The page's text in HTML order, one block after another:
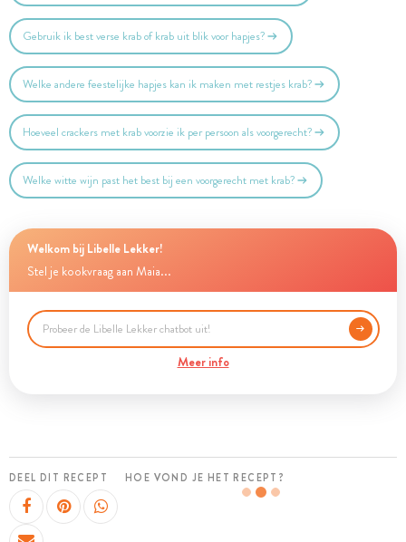
Gebruik ik best verse krab of krab uit blik voor hapjes?
Welke andere feestelijke hapjes kan ik maken met restjes krab?
Hoeveel crackers met krab voorzie ik per persoon als voorgerecht?
Welke witte wijn past het best bij een voorgerecht met krab?
Welkom bij Libelle Lekker!
Stel je kookvraag aan Maia...
Meer info
DEEL DIT RECEPT HOE VOND JE HET RECEPT?